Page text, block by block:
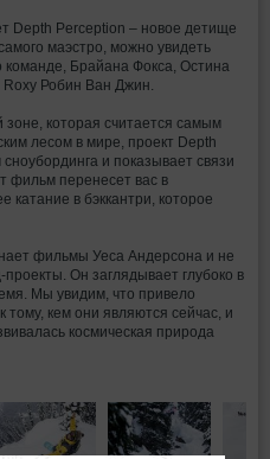
Depth Perception – новое детище
маэстро, можно увидеть
команде, Брайана Фокса, Остина
Roxy Робин Ван Джин.
которая считается самым
лесом в мире, проект Depth
и показывает связи
фильм перенесет вас в
катание в бэккантри, которое
фильмы Уеса Андерсона и не
Он заглядывает глубоко в
Мы увидим, что привело
кем они являются сейчас, и
космическая природа